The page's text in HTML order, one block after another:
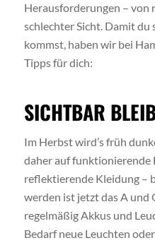
Herausforderungen – von
schlechter Sicht. Damit du
kommst, haben wir bei
Tipps für dich:
SICHTBAR
Im Herbst wird’s früh
daher auf funktionierende
reflektierende Kleidung –
werden ist jetzt das A und
regelmäßig Akkus und
Bedarf neue Leuchten